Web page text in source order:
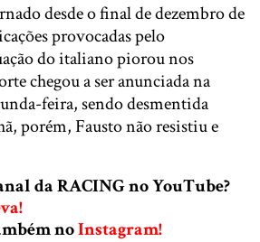
desde o final de dezembro de
provocadas pelo
do italiano piorou nos
chegou a ser anunciada na
feira, sendo desmentida
porém, Fausto não resistiu e
da RACING no YouTube?
noInstagram!